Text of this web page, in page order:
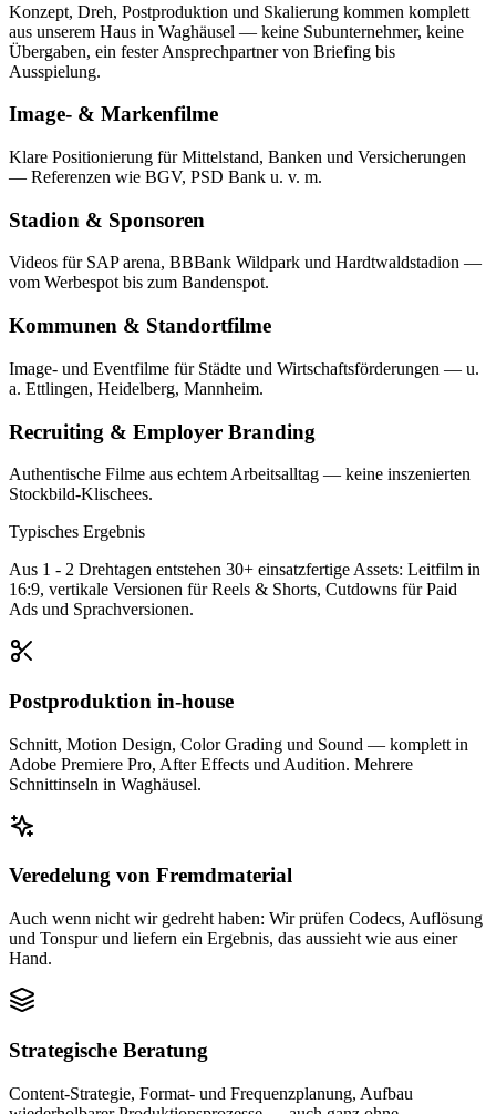
Konzept, Dreh, Postproduktion und Skalierung kommen komplett
aus unserem Haus in Waghäusel — keine Subunternehmer, keine
Übergaben, ein fester Ansprechpartner von Briefing bis
Ausspielung.
Image- & Markenfilme
Klare Positionierung für Mittelstand, Banken und Versicherungen
— Referenzen wie BGV, PSD Bank u. v. m.
Stadion & Sponsoren
Videos für SAP arena, BBBank Wildpark und Hardtwaldstadion —
vom Werbespot bis zum Bandenspot.
Kommunen & Standortfilme
Image- und Eventfilme für Städte und Wirtschaftsförderungen — u.
a. Ettlingen, Heidelberg, Mannheim.
Recruiting & Employer Branding
Authentische Filme aus echtem Arbeitsalltag — keine inszenierten
Stockbild-Klischees.
Typisches Ergebnis
Aus 1 - 2 Drehtagen entstehen 30+ einsatzfertige Assets: Leitfilm in
16:9, vertikale Versionen für Reels & Shorts, Cutdowns für Paid
Ads und Sprachversionen.
Postproduktion in-house
Schnitt, Motion Design, Color Grading und Sound — komplett in
Adobe Premiere Pro, After Effects und Audition. Mehrere
Schnittinseln in Waghäusel.
Veredelung von Fremdmaterial
Auch wenn nicht wir gedreht haben: Wir prüfen Codecs, Auflösung
und Tonspur und liefern ein Ergebnis, das aussieht wie aus einer
Hand.
Strategische Beratung
Content-Strategie, Format- und Frequenzplanung, Aufbau